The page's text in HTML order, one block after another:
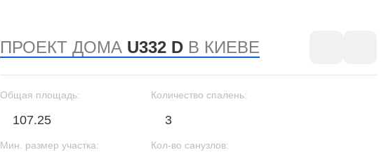
ПРОЕКТ ДОМА U332 D В КИЕВЕ
Общая площадь:
107.25
Количество спалень:
3
Мин. размер участка: Кол-во санузлов: